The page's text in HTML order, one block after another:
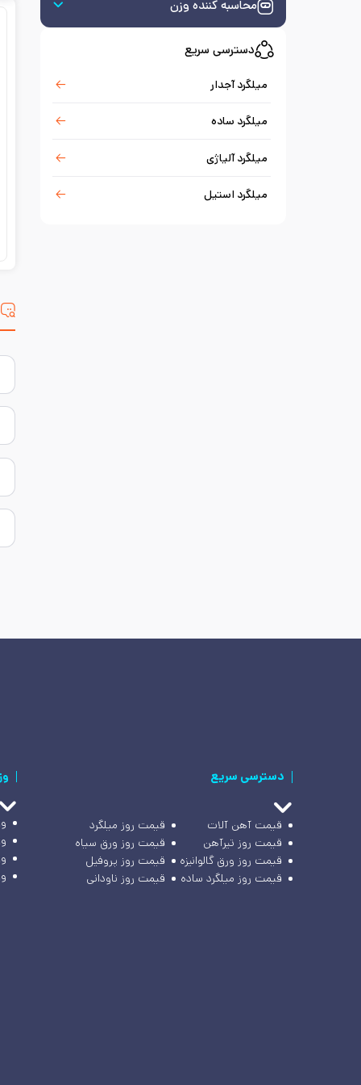
محاسبه کننده وزن
دسترسی سریع
میلگرد آجدار
میلگرد ساده
میلگرد آلیاژی
میلگرد استیل
دسترسی سریع
قیمت آهن آلات
قیمت روز میلگرد
قیمت روز تیرآهن
قیمت روز ورق سیاه
قیمت روز ورق گالوانیزه
قیمت روز پروفیل
قیمت روز میلگرد ساده
قیمت روز ناودانی